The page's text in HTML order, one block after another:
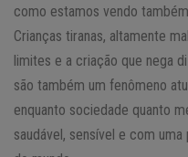
como estamos vendo
Crianças tiranas, altamente
limites e a criação que nega
são também um fenômeno
enquanto sociedade quanto
saudável, sensível e com